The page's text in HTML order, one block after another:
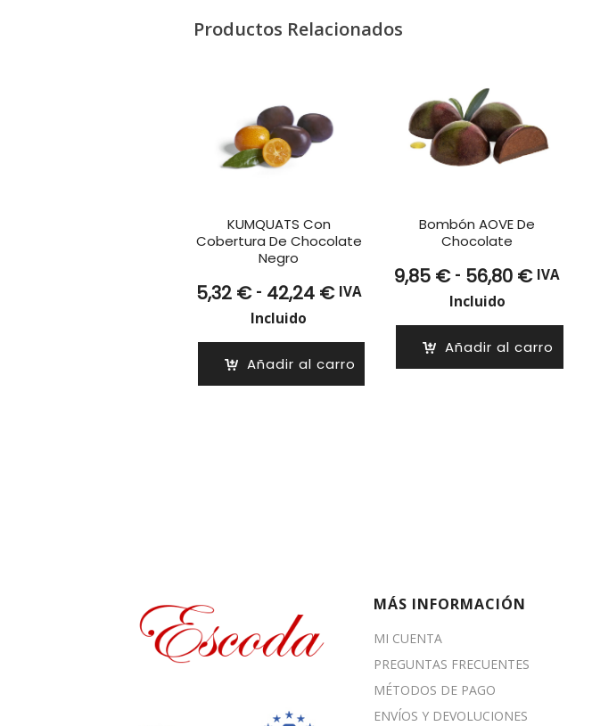
Productos Relacionados
KUMQUATS Con
Cobertura De Chocolate
Negro
5,32 € - 42,24 €Rango
5,32 €
IVA
Incluido
Añadir al carro
Bombón AOVE De
Chocolate
9,85 € - 56,80 €Rango
9,85 €
IVA
Incluido
Añadir al carro
MÁS INFORMACIÓN
MI CUENTA
PREGUNTAS FRECUENTES
MÉTODOS DE PAGO
ENVÍOS Y DEVOLUCIONES